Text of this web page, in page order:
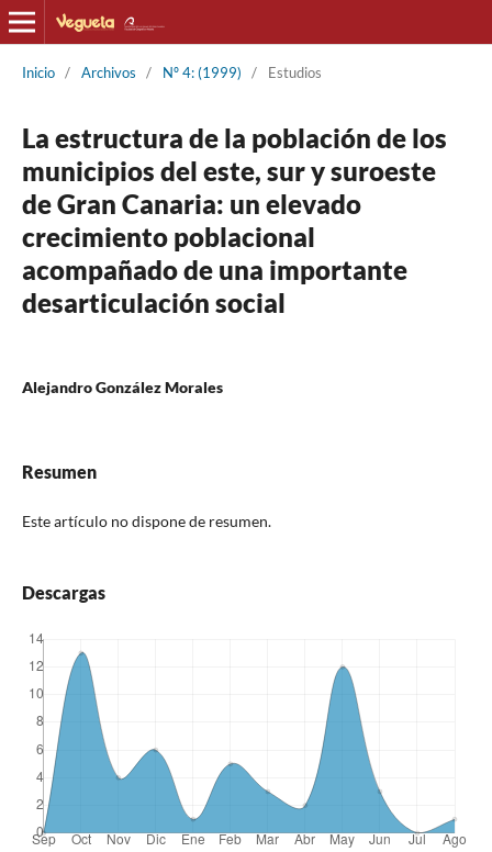
Inicio / Archivos / Nº 4: (1999) / Estudios
La estructura de la población de los
municipios del este, sur y suroeste
de Gran Canaria: un elevado
crecimiento poblacional
acompañado de una importante
desarticulación social
Alejandro González Morales
Resumen
Este artículo no dispone de resumen.
Descargas